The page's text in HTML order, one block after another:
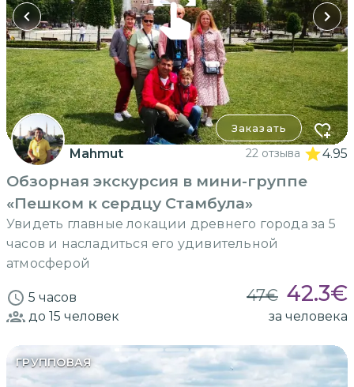
Заказать
Mahmut 22 отзыва 4.95
Обзорная экскурсия в мини-группе
«Пешком к сердцу Стамбула»
Увидеть главные локации древнего города за 5
часов и насладиться его удивительной
атмосферой
5 часов 47€ 42.3€
до 15 человек за человека
ГРУППОВАЯ